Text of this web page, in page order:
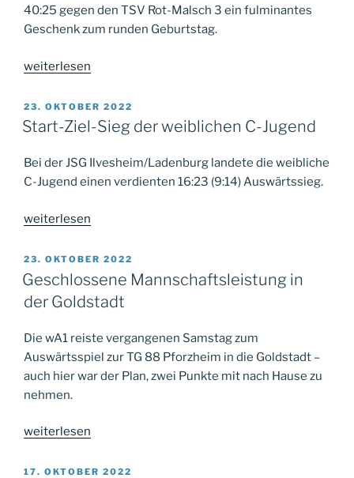
40:25 gegen den TSV Rot-Malsch 3 ein fulminantes
Geschenk zum runden Geburtstag.
„40
zum
Geburtstag“
weiterlesen
VERÖFFENTLICHT
AM
23. OKTOBER 2022
Start-Ziel-Sieg der weiblichen C-Jugend
Bei der JSG Ilvesheim/Ladenburg landete die weibliche
C-Jugend einen verdienten 16:23 (9:14) Auswärtssieg.
„Start-
Sieg
der
weiblichen
C-
Jugend“
weiterlesen
VERÖFFENTLICHT
AM
23. OKTOBER 2022
Geschlossene Mannschaftsleistung in
der Goldstadt
Die wA1 reiste vergangenen Samstag zum
Auswärtsspiel zur TG 88 Pforzheim in die Goldstadt –
auch hier war der Plan, zwei Punkte mit nach Hause zu
nehmen.
„Geschlossene
in
weiterlesen
VERÖFFENTLICHT
17. OKTOBER 2022